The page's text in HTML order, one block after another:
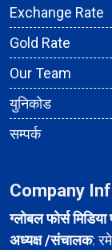
Exchange Rate
Gold Rate
Our Team
युनिकोड
सम्पर्क
Company
ग्लोबल फोर्स मिडिया
अध्यक्ष /संचालक: